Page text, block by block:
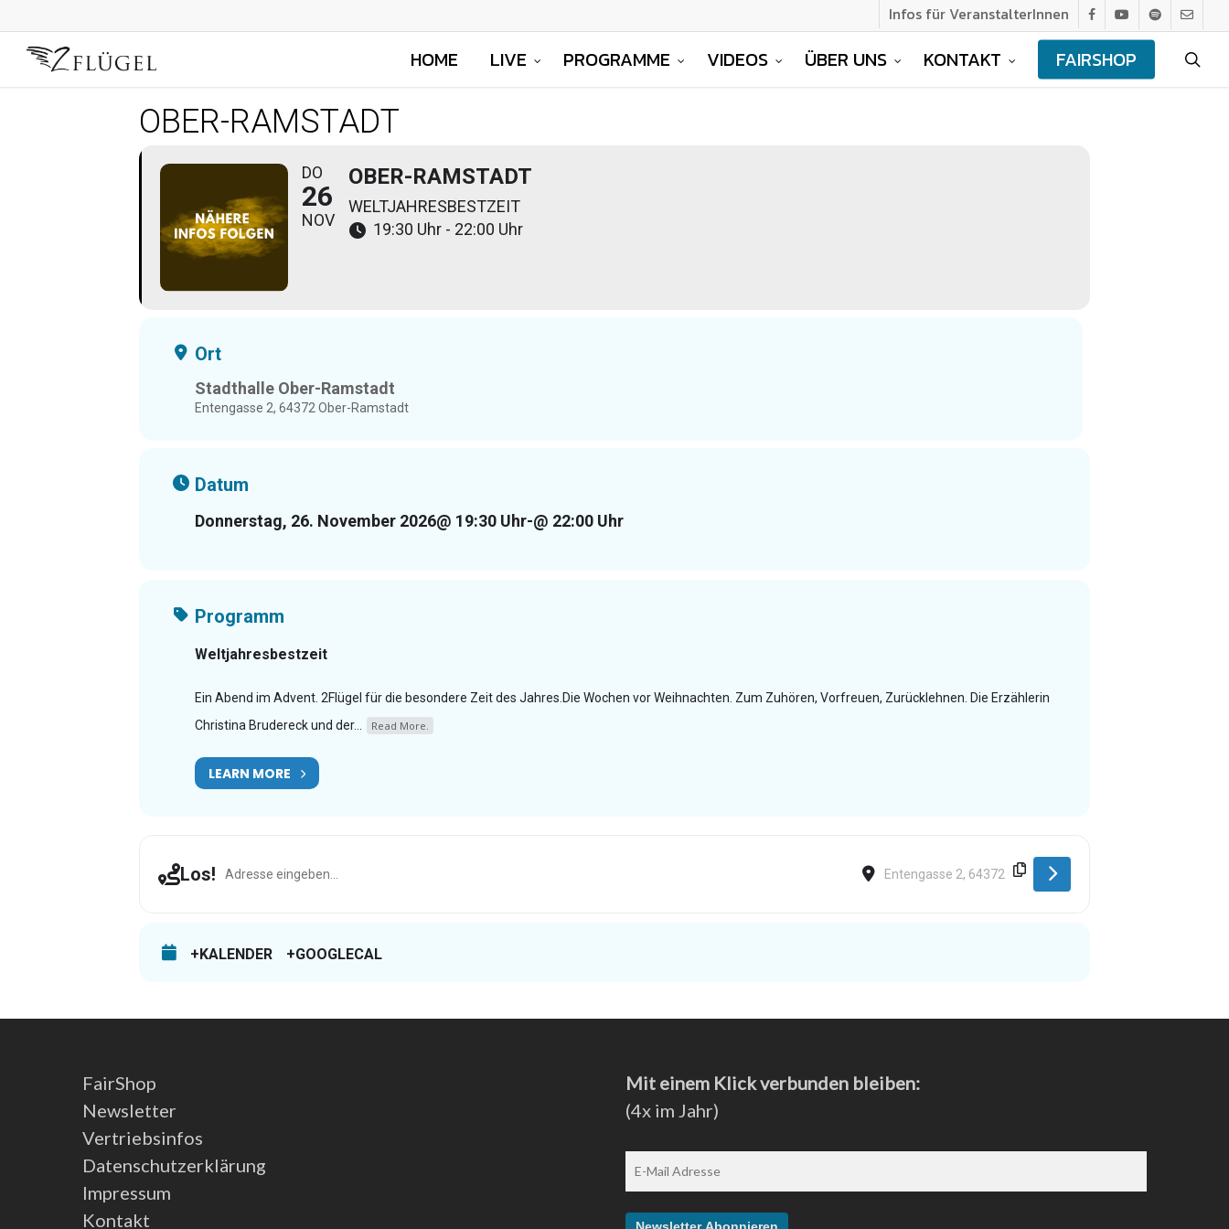
facebook
youtubespotifyemail
Infos für VeranstalterInnen
HOME LIVE PROGRAMME VIDEOS ÜBER UNS KONTAKT FAIRSHOP
OBER-RAMSTADT
DO
26
NOV
OBER-RAMSTADT
WELTJAHRESBESTZEIT
19:30 Uhr - 22:00 Uhr
Ort
Stadthalle Ober-Ramstadt
Entengasse 2, 64372 Ober-Ramstadt
Datum
Donnerstag, 26. November 2026@ 19:30 Uhr-@ 22:00 Uhr
Programm
Weltjahresbestzeit
Ein Abend im Advent. 2Flügel für die besondere Zeit des Jahres.Die Wochen vor Weihnachten. Zum Zuhören, Vorfreuen, Zurücklehnen. Die Erzählerin
Christina Brudereck und der...
Read More.
LEARN MORE
Los! Address - Ober-Ramstadt [7m5sBUIzP] Destination Address - Ober-Ramstadt [jbBFyb1F3]
+KALENDER +GOOGLECAL
FairShop
Newsletter
Vertriebsinfos
Datenschutzerklärung
Impressum
Kontakt
Mit einem Klick verbunden bleiben:
(4x im Jahr)